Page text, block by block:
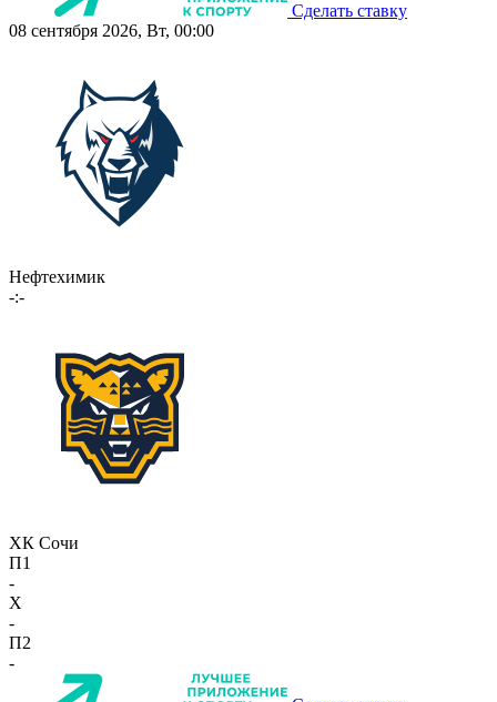
Сделать ставку
08 сентября 2026, Вт, 00:00
Нефтехимик
-:-
ХК Сочи
П1
-
X
-
П2
-